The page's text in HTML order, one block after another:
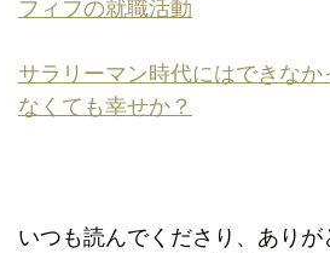
フィフの就職活動
サラリーマン時代にはできな
なくても幸せか？
いつも読んでくださり、ありが